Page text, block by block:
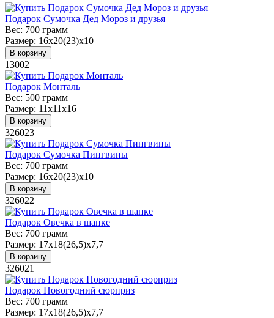
Подарок Сумочка Дед Мороз и друзья
Вес: 700 грамм
Размер: 16х20(23)х10
В корзину
13002
Подарок Монталь
Вес: 500 грамм
Размер: 11х11х16
В корзину
326023
Подарок Сумочка Пингвины
Вес: 700 грамм
Размер: 16х20(23)х10
В корзину
326022
Подарок Овечка в шапке
Вес: 700 грамм
Размер: 17х18(26,5)х7,7
В корзину
326021
Подарок Новогодний сюрприз
Вес: 700 грамм
Размер: 17х18(26,5)х7,7